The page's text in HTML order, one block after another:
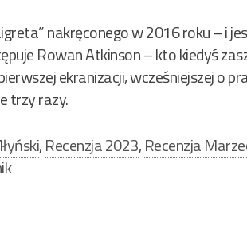
nakręconego w 2016 roku – i
Rowan Atkinson – kto kiedyś
ekranizacji, wcześniejszej o
trzy razy.
,Recenzja 2023,Recenzja